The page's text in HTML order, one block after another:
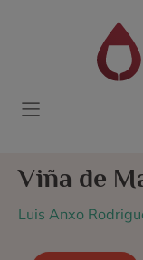
Viña de
Luis Anxo